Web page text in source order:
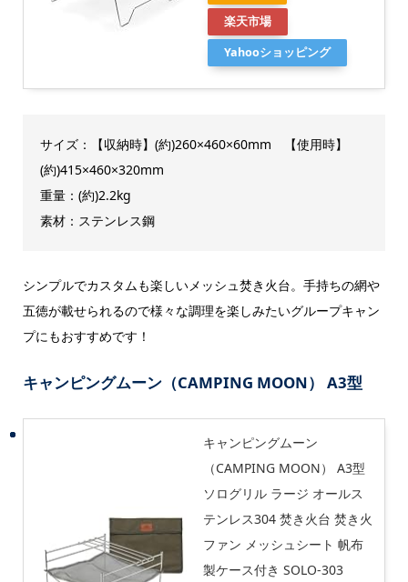
楽天市場
Yahooショッピング
サイズ：【収納時】(約)260×460×60mm 【使用時】
(約)415×460×320mm
重量：(約)2.2kg
素材：ステンレス鋼
シンプルでカスタムも楽しいメッシュ焚き火台。手持ちの網や
五徳が載せられるので様々な調理を楽しみたいグループキャン
プにもおすすめです！
キャンピングムーン（CAMPING MOON） A3型
キャンピングムーン
（CAMPING MOON） A3型
ソログリル ラージ オールス
テンレス304 焚き火台 焚き火
ファン メッシュシート 帆布
製ケース付き SOLO-303